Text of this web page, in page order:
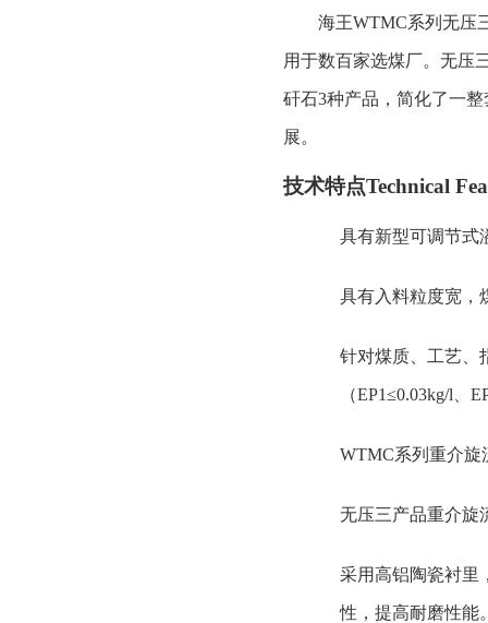
海王WTMC系列无压
用于数百家选煤厂。无压
矸石3种产品，简化了一
展。
技术特点Technical
具有新型可调节式
具有入料粒度宽，
针对煤质、工艺、
（EP1≤0.03kg/l
WTMC系列重介旋
无压三产品重介旋
采用高铝陶瓷衬里
性，提高耐磨性能